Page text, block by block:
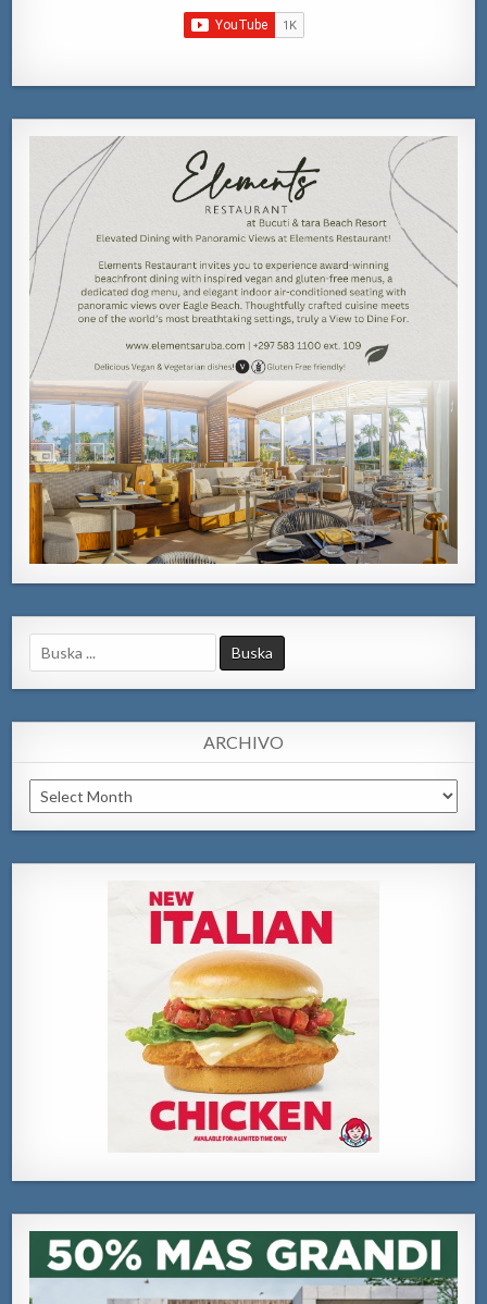
Search
for:
ARCHIVO
Archivo